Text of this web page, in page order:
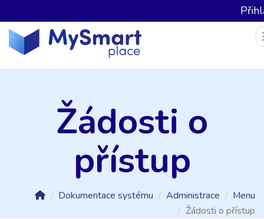
Žádosti o
přístup
Dokumentace systému Administrace
Menu
Žádosti o přístup